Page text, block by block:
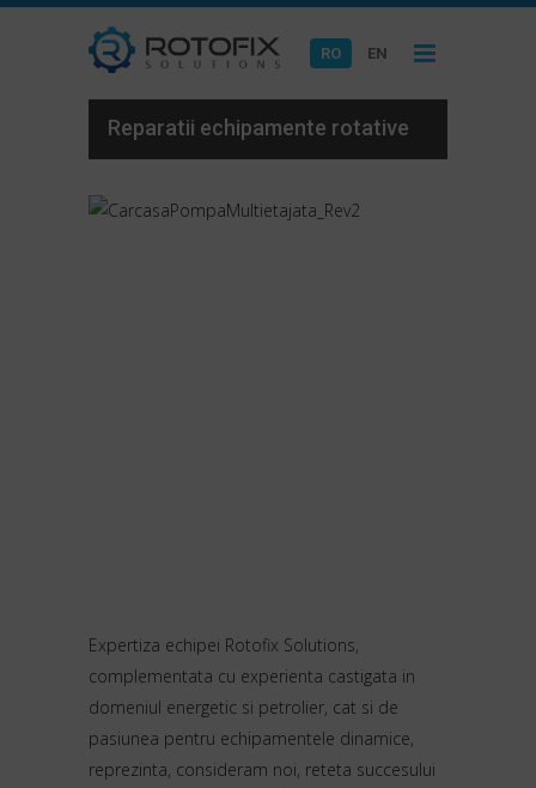
RO EN
Reparatii echipamente rotative
Expertiza echipei Rotofix Solutions,
complementata cu experienta castigata in
domeniul energetic si petrolier, cat si de
pasiunea pentru echipamentele dinamice,
reprezinta, consideram noi, reteta succesului